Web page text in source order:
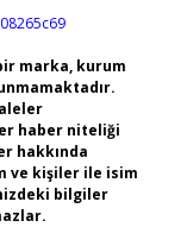
marka, kurum
haber niteliği
hakkında
ve kişiler ile isim
bilgiler